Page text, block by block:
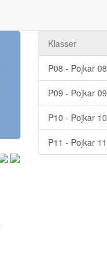
Klasser
P08 - Pojkar 08
P09 - Pojkar 09
P10 - Pojkar 10
P11 - Pojkar 11